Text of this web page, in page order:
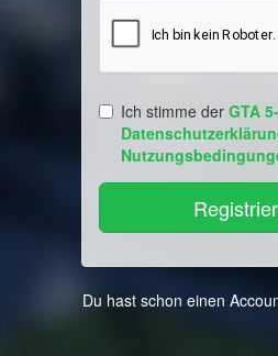
Ich stimme der GTA
Du hast schon einen